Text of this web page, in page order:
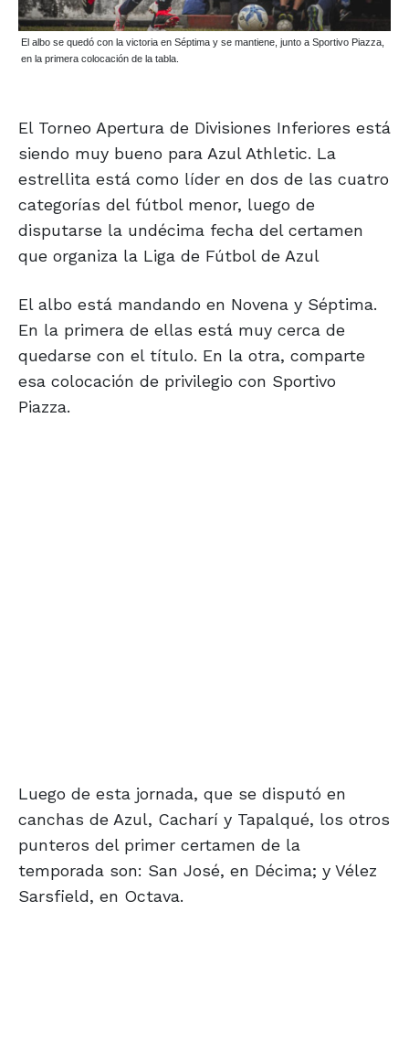
El albo se quedó con la victoria en Séptima y se mantiene, junto a Sportivo Piazza,
en la primera colocación de la tabla.
El Torneo Apertura de Divisiones Inferiores está
siendo muy bueno para Azul Athletic. La
estrellita está como líder en dos de las cuatro
categorías del fútbol menor, luego de
disputarse la undécima fecha del certamen
que organiza la Liga de Fútbol de Azul
El albo está mandando en Novena y Séptima.
En la primera de ellas está muy cerca de
quedarse con el título. En la otra, comparte
esa colocación de privilegio con Sportivo
Piazza.
Luego de esta jornada, que se disputó en
canchas de Azul, Cacharí y Tapalqué, los otros
punteros del primer certamen de la
temporada son: San José, en Décima; y Vélez
Sarsfield, en Octava.